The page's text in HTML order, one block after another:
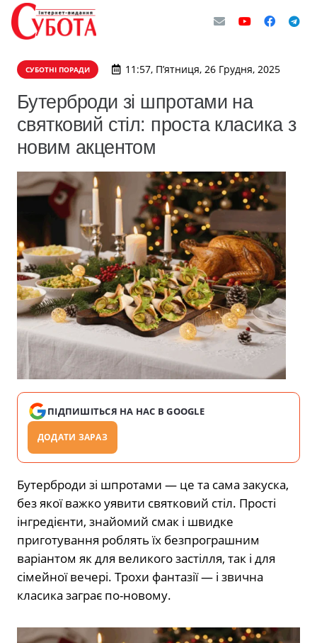
СУБОТНІ ПОРАДИ 11:57, П’ятниця, 26 Грудня, 2025
Бутерброди зі шпротами на
святковий стіл: проста класика з
новим акцентом
ПІДПИШІТЬСЯ НА НАС В GOOGLE
ДОДАТИ ЗАРАЗ
Бутерброди зі шпротами — це та сама закуска,
без якої важко уявити святковий стіл. Прості
інгредієнти, знайомий смак і швидке
приготування роблять їх безпрограшним
варіантом як для великого застілля, так і для
сімейної вечері. Трохи фантазії — і звична
класика заграє по-новому.